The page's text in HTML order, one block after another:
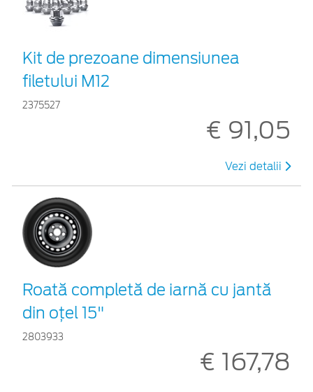
Kit de prezoane dimensiunea
filetului M12
2375527
€ 91,05
Vezi detalii
Roată completă de iarnă cu jantă
din oțel 15"
2803933
€ 167,78